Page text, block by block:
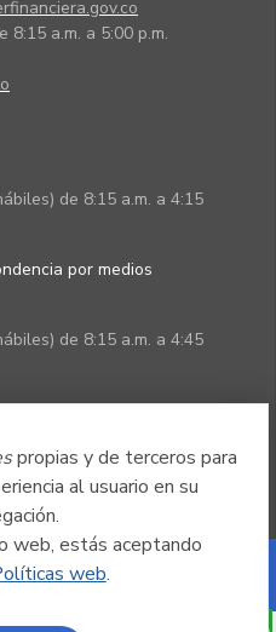
propias y de terceros para
al usuario en su
web, estás aceptando
web.
a.m. a 5:00 p.m.
de 8:15 a.m. a 4:15
por medios
de 8:15 a.m. a 4:45
Powered by Nexura